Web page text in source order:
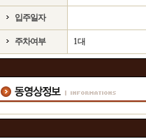
입주일자
주차여부 1대